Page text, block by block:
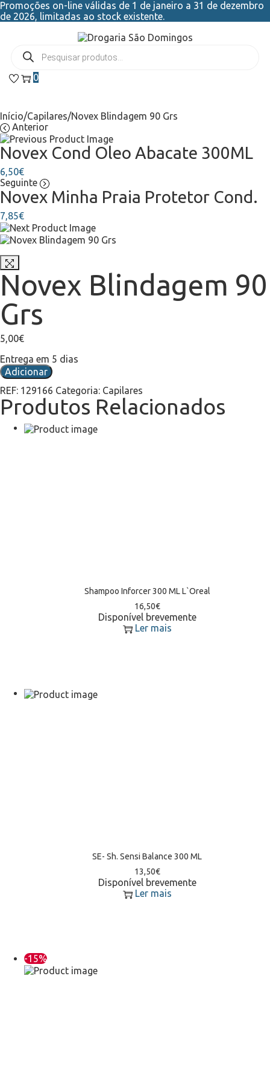
Promoções on-line válidas de 1 de janeiro a 31 de dezembro
de 2026, limitadas ao stock existente.
0
Início/Capilares/Novex Blindagem 90 Grs
Anterior
Novex Cond Oleo Abacate 300ML
6,50€
Seguinte
Novex Minha Praia Protetor Cond.
7,85€
Novex Blindagem 90
Grs
5,00€
Entrega em 5 dias
Adicionar
REF: 129166 Categoria: Capilares
Produtos Relacionados
Shampoo Inforcer 300 ML L`Oreal
16,50€
Disponível brevemente
Ler mais
SE- Sh. Sensi Balance 300 ML
13,50€
Disponível brevemente
Ler mais
-15%